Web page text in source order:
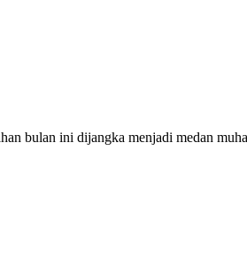
bulan ini dijangka menjadi medan